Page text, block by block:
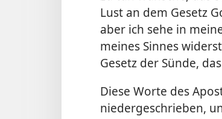
Lust an dem Gesetz
aber ich sehe in
meines Sinnes
Gesetz der Sünde,
Diese Worte des
niedergeschrieben,